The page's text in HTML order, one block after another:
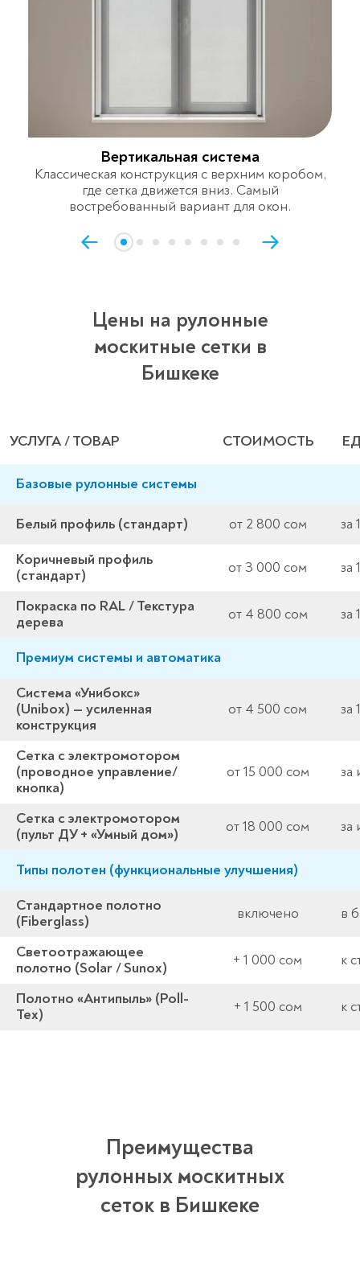
Вертикальная система
Классическая конструкция с верхним коробом,
где сетка движется вниз. Самый
востребованный вариант для окон.
Цены на рулонные
москитные сетки в
Бишкеке
УСЛУГА / ТОВАР СТОИМОСТЬ
Базовые рулонные системы
Белый профиль (стандарт) от 2 800 сом
за
Коричневый профиль
(стандарт)
от 3 000 сом за
Покраска по RAL / Текстура
дерева
от 4 800 сом за
Премиум системы и автоматика
Система «Унибокс»
(Unibox) — усиленная
конструкция
от 4 500 сом за
Сетка с электромотором
(проводное управление/
кнопка)
от 15 000 сом за
Сетка с электромотором
(пульт ДУ + «Умный дом»)
от 18 000 сом за
Типы полотен (функциональные улучшения)
Стандартное полотно
(Fiberglass)
включено в
Светоотражающее
полотно (Solar / Sunox)
+ 1 000 сом к
Полотно «Антипыль» (Poll-
Tex)
+ 1 500 сом к
Преимущества
рулонных москитных
сеток в Бишкеке